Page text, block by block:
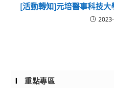
[活動轉知]元培醫事科技
重點專區